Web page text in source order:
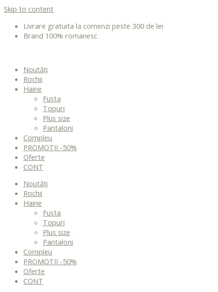
Skip to content
Livrare gratuita la comenzi peste 300 de lei
Brand 100% romanesc
Noutăți
Rochii
Haine
Fusta
Topuri
Plus size
Pantaloni
Compleu
PROMOTII -50%
Oferte
CONT
Noutăți
Rochii
Haine
Fusta
Topuri
Plus size
Pantaloni
Compleu
PROMOTII -50%
Oferte
CONT